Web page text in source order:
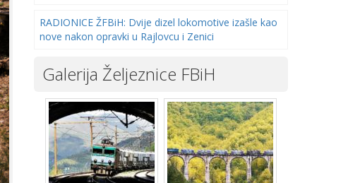
RADIONICE ŽFBiH: Dvije dizel lokomotive izašle kao
nove nakon opravki u Rajlovcu i Zenici
Galerija Željeznice FBiH